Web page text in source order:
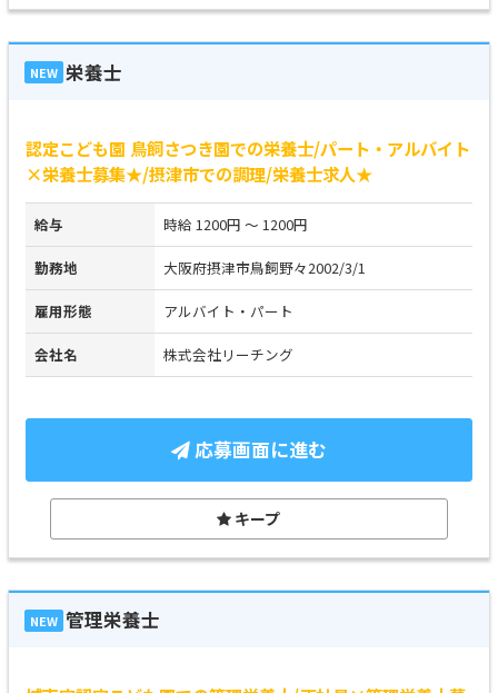
NEW 栄養士
認定こども園 鳥飼さつき園での栄養士/パート・アルバイト
×栄養士募集★/摂津市での調理/栄養士求人★
給与 時給 1200円 ～ 1200円
勤務地 大阪府摂津市鳥飼野々2002/3/1
雇用形態 アルバイト・パート
会社名 株式会社リーチング
応募画面に進む
キープ
NEW 管理栄養士